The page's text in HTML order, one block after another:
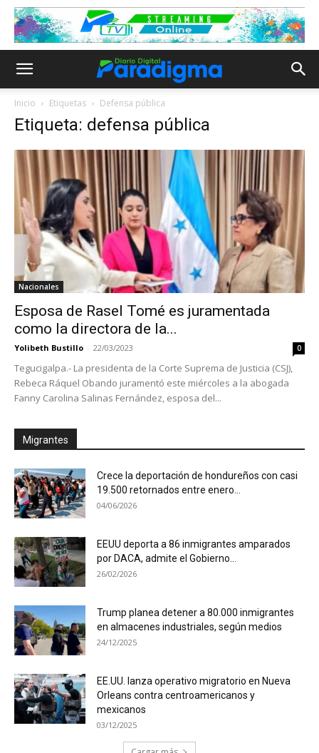
Inicio Etiquetas Defensa pública
Etiqueta: defensa pública
Nacionales
Esposa de Rasel Tomé es juramentada
como la directora de la...
Yolibeth Bustillo - 22/03/2023 0
Tegucigalpa.- La presidenta de la Corte Suprema de Justicia (CSJ),
Rebeca Ráquel Obando juramentó este miércoles a la abogada
Fanny Carolina Salinas Fernández, esposa del...
Migrantes
Crece la deportación de hondureños con casi
19.500 retornados entre enero...
04/06/2026
EEUU deporta a 86 inmigrantes amparados
por DACA, admite el Gobierno...
26/02/2026
Trump planea detener a 80.000 inmigrantes
en almacenes industriales, según medios
24/12/2025
EE.UU. lanza operativo migratorio en Nueva
Orleans contra centroamericanos y
mexicanos
03/12/2025